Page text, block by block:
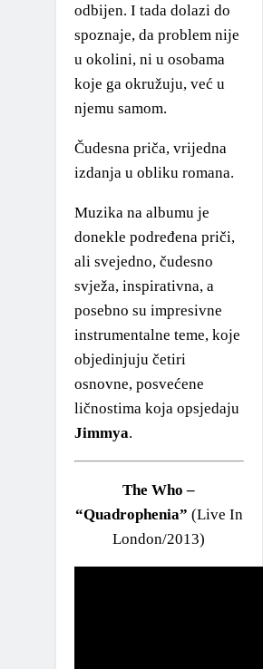
odbijen. I tada dolazi do
spoznaje, da problem nije
u okolini, ni u osobama
koje ga okružuju, već u
njemu samom.
Čudesna priča, vrijedna
izdanja u obliku romana.
Muzika na albumu je
donekle podređena priči,
ali svejedno, čudesno
svježa, inspirativna, a
posebno su impresivne
instrumentalne teme, koje
objedinjuju četiri
osnovne, posvećene
ličnostima koja opsjedaju
Jimmya.
The Who –
“Quadrophenia” (Live In
London/2013)